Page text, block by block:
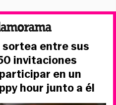
entre sus
invitaciones
en un
hour junto a él